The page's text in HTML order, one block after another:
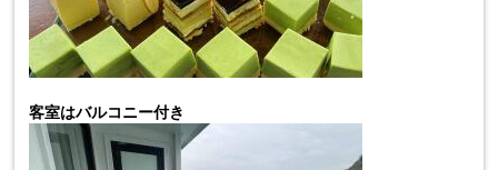
客室はバルコニー付き